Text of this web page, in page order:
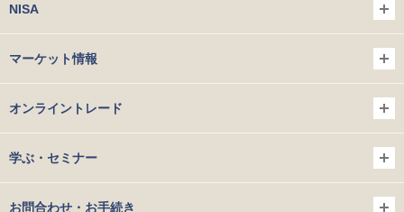
NISA
マーケット情報
オンライントレード
学ぶ・セミナー
お問合わせ・お手続き